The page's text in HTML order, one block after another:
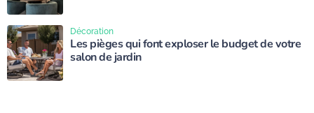
Les pièges qui font exploser le budget de votre
salon de jardin
Décoration